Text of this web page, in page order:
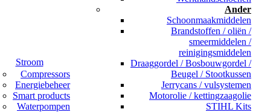
Stroom
Compressors
Energiebeheer
Smart products
Waterpompen
Ander
Schoonmaakmiddelen
Brandstoffen / oliën /
smeermiddelen /
reinigingsmiddelen
Draaggordel / Bosbouwgordel /
Beugel / Stootkussen
Jerrycans / vulsystemen
Motorolie / kettingzaagolie
STIHL Kits